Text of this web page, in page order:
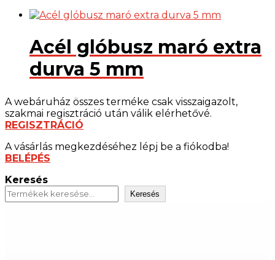
Acél glóbusz maró extra
durva 5 mm
A webáruház összes terméke csak visszaigazolt,
szakmai regisztráció után válik elérhetővé.
REGISZTRÁCIÓ
A vásárlás megkezdéséhez lépj be a fiókodba!
BELÉPÉS
Keresés
Keresés